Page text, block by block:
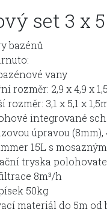
set 3 x
vany
rozměr: 2,9 x 4,9 x
rozměr: 3,1 x 5,1 x
integrované
úpravou (8mm),
15L s
tryska
8m³/h
50kg
materiál do 5m od